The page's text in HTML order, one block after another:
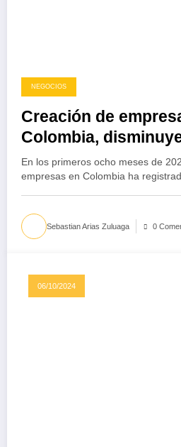
NEGOCIOS
Creación de
Colombia,
del 2024
En los primeros ocho meses de
empresas en Colombia ha
Sebastian Arias Zuluaga 0
06/10/2024